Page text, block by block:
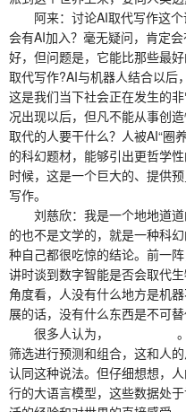
阿来：讨论AI取代写作这个
会有AI加入？毫无疑问，肯定
好，但问题是，它能比那些最
取代写作?AI与机器人结合以后
这是我们当下社会正在发生的
况出现以后，但凡不能从事创
取代的人要干什么？人被AI“圈
的科幻题材，能够引出更哲学
时候，这是一个巨大的、提供
写作。
刘慈欣：我是一个地地道道
的也不是文学的，就是一种科
种自己都很吃惊的结论。前一
讲时谈到数字智能是否会取代
角度看，人没有什么地方是机
展的话，没有什么东西是不可替
很多人认为， 。AI 把
筛选进行预测和组合，这和人
认同这种说法。但仔细想想，
行的大语言模型，这些数据处